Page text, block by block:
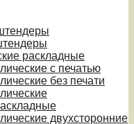
раскладные
с печатью
без печати
двухсторонние